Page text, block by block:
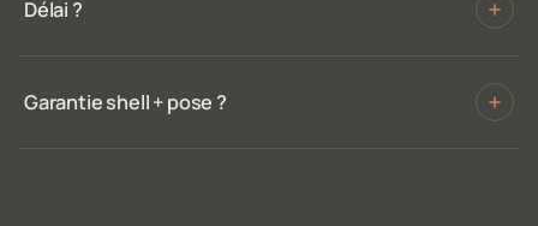
Délai ?
Garantie shell + pose ?